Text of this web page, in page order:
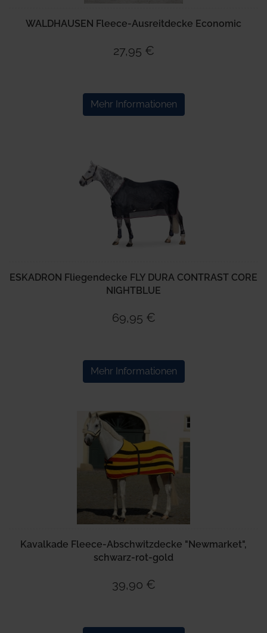
WALDHAUSEN Fleece-Ausreitdecke Economic
27,95 €
Mehr Informationen
ESKADRON Fliegendecke FLY DURA CONTRAST CORE
NIGHTBLUE
69,95 €
Mehr Informationen
Kavalkade Fleece-Abschwitzdecke "Newmarket",
schwarz-rot-gold
39,90 €